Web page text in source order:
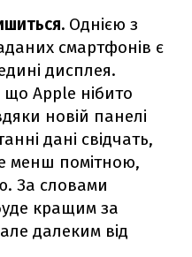
Однією з
смартфонів є
дисплея.
що Apple нібито
новій панелі
дані свідчать,
менш помітною,
За словами
кращим за
далеким від